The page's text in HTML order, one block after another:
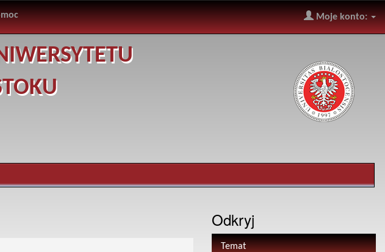
Moje konto:
Odkryj
Temat